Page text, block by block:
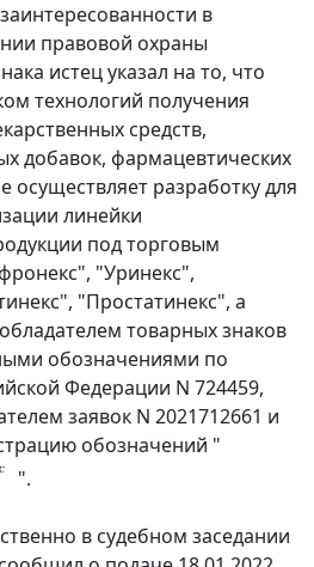
в
правовой охраны
истец указал на то, что
технологий получения
средств,
добавок, фармацевтических
осуществляет разработку для
линейки
под торговым
"Уринекс",
"Простатинекс", а
товарных знаков
обозначениями по
Федерации N 724459,
заявок N 2021712661 и
обозначений "
".
в судебном заседании